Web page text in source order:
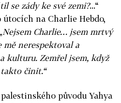
se zády ke své zemi?...“
útocích na Charlie Hebdo,
Nejsem Charlie… jsem mrtvý
mě nerespektoval a
kulturu. Zemřel jsem, když
činit.“
původu Yahya